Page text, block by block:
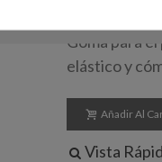
Goma para
elástico y
Añadir Al
Vista